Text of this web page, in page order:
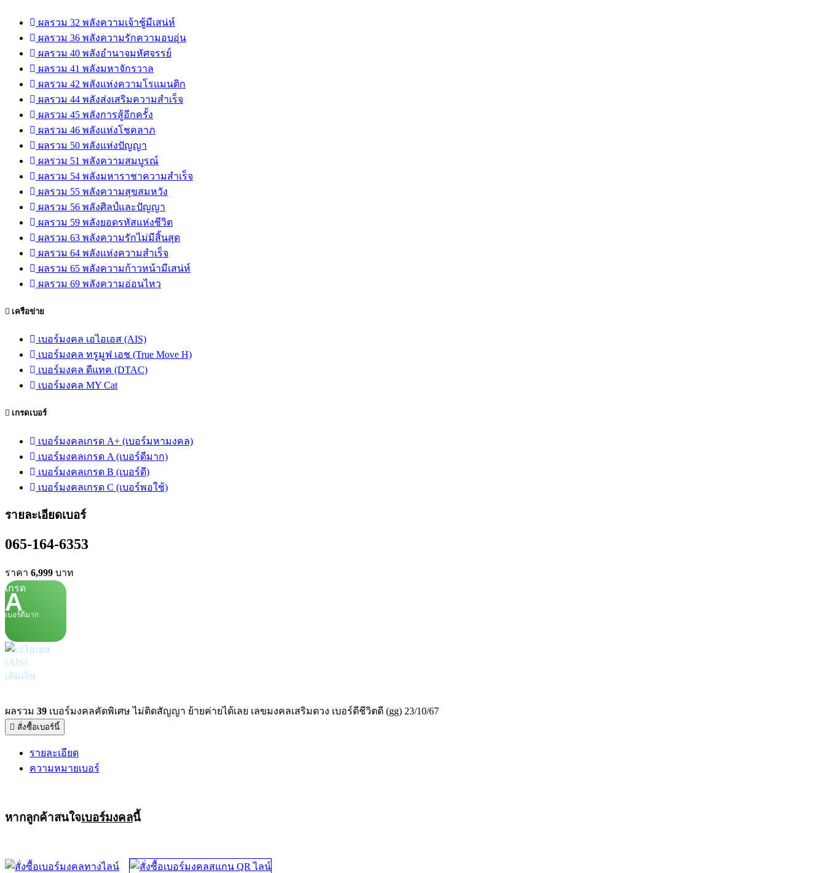
ผลรวม 32 พลังความเจ้าชู้มีเสน่ห์
ผลรวม 36 พลังความรักความอบอุ่น
ผลรวม 40 พลังอำนาจมหัศจรรย์
ผลรวม 41 พลังมหาจักรวาล
ผลรวม 42 พลังแห่งความโรแมนติก
ผลรวม 44 พลังส่งเสริมความสำเร็จ
ผลรวม 45 พลังการสู้อีกครั้ง
ผลรวม 46 พลังแห่งโชคลาภ
ผลรวม 50 พลังแห่งปัญญา
ผลรวม 51 พลังความสมบูรณ์
ผลรวม 54 พลังมหาราชาความสำเร็จ
ผลรวม 55 พลังความสุขสมหวัง
ผลรวม 56 พลังศิลป์และปัญญา
ผลรวม 59 พลังยอดรหัสแห่งชีวิต
ผลรวม 63 พลังความรักไม่มีสิ้นสุด
ผลรวม 64 พลังแห่งความสำเร็จ
ผลรวม 65 พลังความก้าวหน้ามีเสน่ห์
ผลรวม 69 พลังความอ่อนไหว
เครือข่าย
เบอร์มงคล เอไอเอส (AIS)
เบอร์มงคล ทรูมูฟ เอช (True Move H)
เบอร์มงคล ดีแทค (DTAC)
เบอร์มงคล MY Cat
เกรดเบอร์
เบอร์มงคลเกรด A+ (เบอร์มหามงคล)
เบอร์มงคลเกรด A (เบอร์ดีมาก)
เบอร์มงคลเกรด B (เบอร์ดี)
เบอร์มงคลเกรด C (เบอร์พอใช้)
รายละเอียดเบอร์
065-164-6353
ราคา 6,999 บาท
เกรด
A
เบอร์ดีมาก
เติมเงิน
ผลรวม 39 เบอร์มงคลคัดพิเศษ ไม่ติดสัญญา ย้ายค่ายได้เลย เลขมงคลเสริมดวง เบอร์ดีชีวิตดี (gg) 23/10/67
สั่งซื้อเบอร์นี้
รายละเอียด
ความหมายเบอร์
หากลูกค้าสนใจเบอร์มงคลนี้